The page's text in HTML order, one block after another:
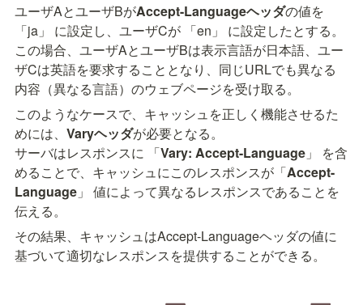
ユーザAとユーザBがAccept-Languageヘッダの値を
「ja」 に設定し、ユーザCが 「en」 に設定したとする。
この場合、ユーザAとユーザBは表示言語が日本語、ユー
ザCは英語を要求することとなり、同じURLでも異なる
内容（異なる言語）のウェブページを受け取る。
このようなケースで、キャッシュを正しく機能させるた
めには、 Varyヘッダが必要となる。
サーバはレスポンスに 「Vary: Accept-Language 」 を含
めることで、キャッシュにこのレスポンスが「Accept-
Language 」 値によって異なるレスポンスであることを
伝える。
その結果、キャッシュはAccept-Languageヘッダの値に
基づいて適切なレスポンスを提供することができる。